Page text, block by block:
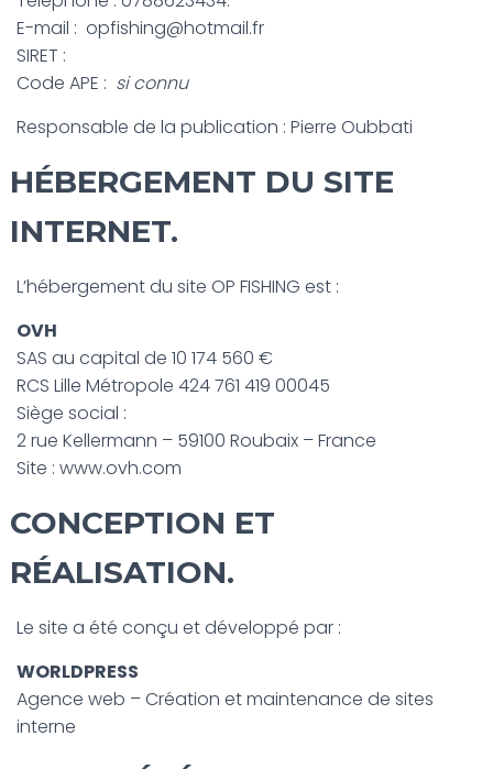
E-mail : opfishing@hotmail.fr
SIRET :
Code APE : si connu
Responsable de la publication : Pierre Oubbati
HÉBERGEMENT DU SITE
INTERNET.
L’hébergement du site OP FISHING est :
OVH
SAS au capital de 10 174 560 €
RCS Lille Métropole 424 761 419 00045
Siège social :
2 rue Kellermann – 59100 Roubaix – France
Site : www.ovh.com
CONCEPTION ET
RÉALISATION.
Le site a été conçu et développé par :
WORLDPRESS
Agence web – Création et maintenance de sites
interne